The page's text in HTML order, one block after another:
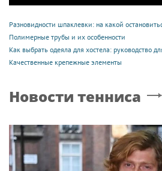
Разновидности шпаклевки: на какой
Полимерные трубы и их особенности
Как выбрать одеяла для хостела: руководство
Качественные крепежные элементы
Новости тенниса